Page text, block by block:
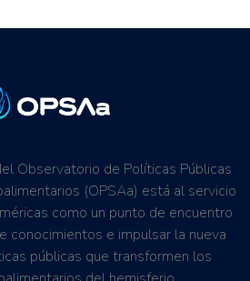
Observatorio de Políticas Públicas
(OPSAa) está al servicio
como un punto de encuentro
conocimientos e impulsar la nueva
públicas que transformen los